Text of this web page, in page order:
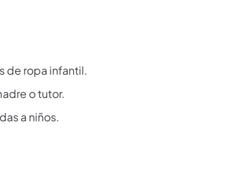
de ropa infantil.
o tutor.
a niños.